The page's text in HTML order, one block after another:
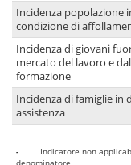
Incidenza popolazione
condizione di
Incidenza di giovani
mercato del lavoro e
formazione
Incidenza di famiglie in
assistenza
-
Indicatore non